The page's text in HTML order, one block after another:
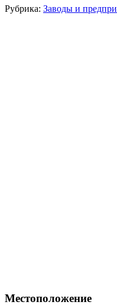
Рубрика: Заводы и
Местоположение